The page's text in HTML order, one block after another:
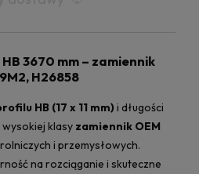
3670 mm – zamiennik
H26858
HB (17 x 11 mm) i długości
klasy zamiennik OEM
i przemysłowych.
na rozciąganie i skuteczne